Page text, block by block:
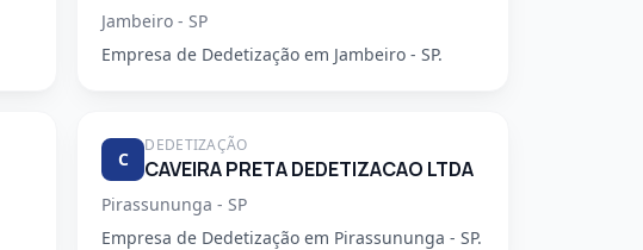
Jambeiro - SP
Empresa de Dedetização em Jambeiro - SP.
C
DEDETIZAÇÃO
CAVEIRA PRETA DEDETIZACAO LTDA
Pirassununga - SP
Empresa de Dedetização em Pirassununga - SP.